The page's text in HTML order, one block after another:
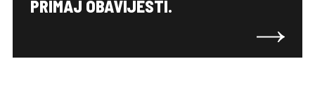
PRIMAJ OBAVIJESTI.